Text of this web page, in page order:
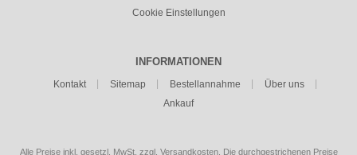
Cookie Einstellungen
INFORMATIONEN
Kontakt Sitemap Bestellannahme
Über uns
Ankauf
Alle Preise inkl. gesetzl. MwSt. zzgl. Versandkosten. Die durchgestrichenen Preise